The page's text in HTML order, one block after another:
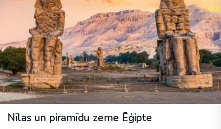
Nīlas un piramīdu zeme Ēģipte